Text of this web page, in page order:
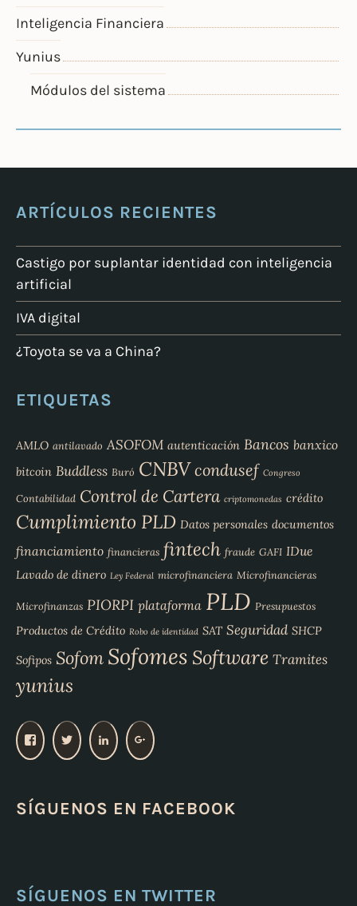
Inteligencia Financiera
Yunius
Módulos del sistema
ARTÍCULOS RECIENTES
Castigo por suplantar identidad con inteligencia
artificial
IVA digital
¿Toyota se va a China?
ETIQUETAS
AMLO antilavado ASOFOM autenticación Bancos banxico
bitcoin Buddless Buró CNBVcondusef Congreso
Contabilidad Control de Cartera criptomonedas crédito
Cumplimiento PLD Datos personales documentos
financiamiento financieras fintech fraude GAFI IDue
Lavado de dinero Ley Federal microfinanciera Microfinancieras
Microfinanzas PIORPI plataforma PLD Presupuestos
Productos de Crédito Robo de identidad SAT Seguridad SHCP
Sofipos Sofom Sofomes Software Tramites
yunius
V
p
e
Y
V
e
Y
V
e
y
V
1
SÍGUENOS EN FACEBOOK
SÍGUENOS EN TWITTER